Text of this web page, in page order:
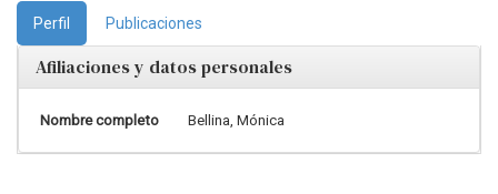
Perfil Publicaciones
Afiliaciones y datos personales
Nombre completo Bellina, Mónica